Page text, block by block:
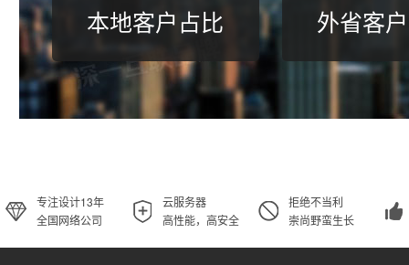
本地客户占比 外省客
专注设计13年
全国网络公司
云服务器
高性能，高安全
拒绝不当利
崇尚野蛮生长